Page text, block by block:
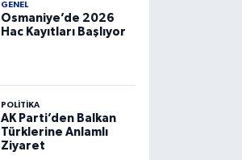
GENEL
Osmaniye’de 2026
Hac Kayıtları Başlıyor
POLITIKA
AK Parti’den Balkan
Türklerine Anlamlı
Ziyaret